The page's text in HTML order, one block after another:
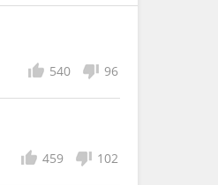
540
96
459
102